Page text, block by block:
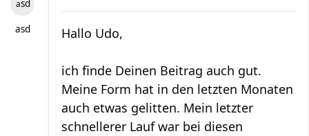
asd
asd Hallo Udo,
ich finde Deinen Beitrag auch gut.
Meine Form hat in den letzten Monaten
auch etwas gelitten. Mein letzter
schnellerer Lauf war bei diesen